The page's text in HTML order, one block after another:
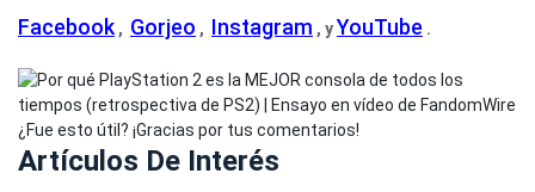
Facebook , Gorjeo , Instagram , yYouTube .
¿Fue esto útil? ¡Gracias por tus comentarios!
Artículos De Interés